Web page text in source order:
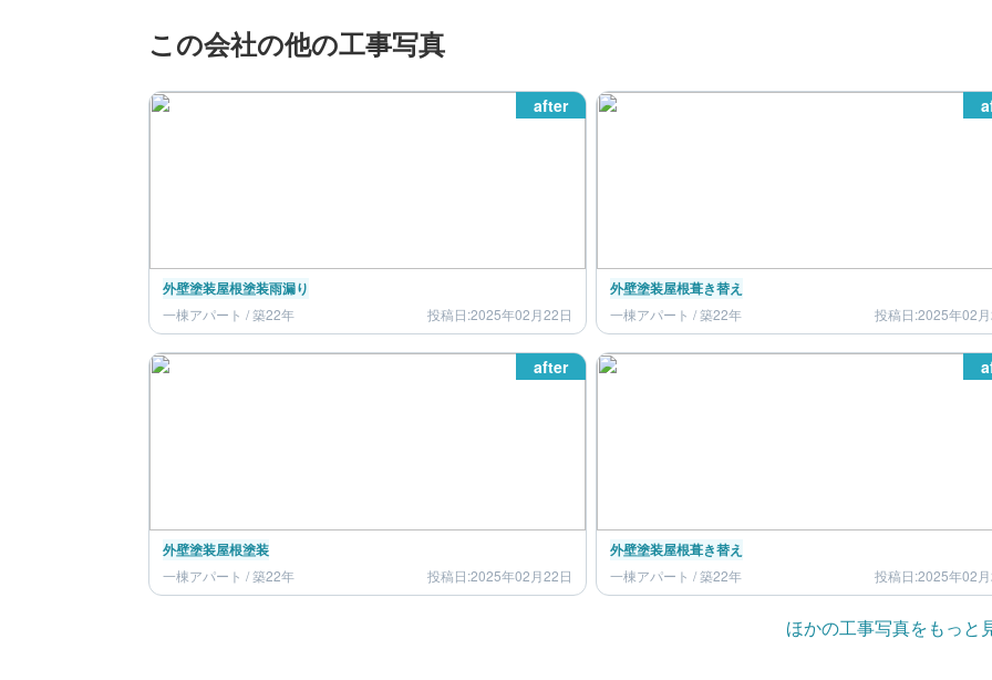
この会社の他の工事写真
after
外壁塗装屋根塗装雨漏り
一棟アパート / 築22年 投稿日:2025年02月22日
外壁塗装屋根葺き替え
一棟アパート / 築22年 投稿日:2025年02
after
外壁塗装屋根塗装
一棟アパート / 築22年 投稿日:2025年02月22日
外壁塗装屋根葺き替え
一棟アパート / 築22年 投稿日:2025年02
ほかの工事写真をもっと